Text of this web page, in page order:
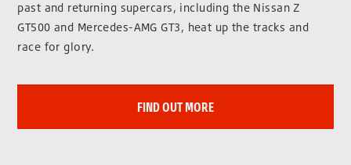
past and returning supercars, including the Nissan Z
GT500 and Mercedes-AMG GT3, heat up the tracks and
race for glory.
FIND OUT MORE